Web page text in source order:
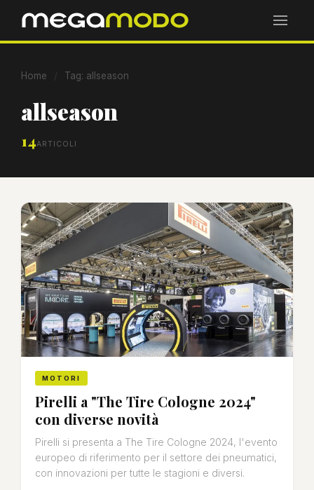
Home Tag: allseason
allseason
14ARTICOLI
MOTORI
Pirelli a "The Tire Cologne 2024"
con diverse novità
Pirelli si presenta a The Tire Cologne 2024, l'evento
europeo di riferimento per il settore dei pneumatici,
con innovazioni per tutte le stagioni e diversi.